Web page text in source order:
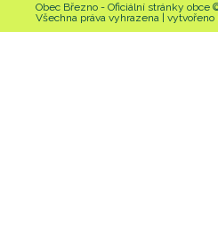
Obec Březno - Oficiální stránky obce
Všechna práva vyhrazena |